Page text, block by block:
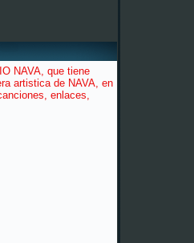
NAVA, que tiene
artistica de NAVA, en
enlaces,